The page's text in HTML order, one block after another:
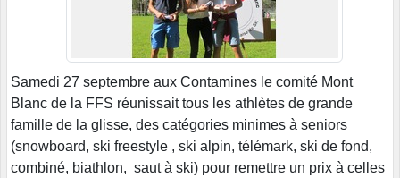
Samedi 27 septembre aux Contamines le comité Mont
Blanc de la FFS réunissait tous les athlètes de grande
famille de la glisse, des catégories minimes à seniors
(snowboard, ski freestyle , ski alpin, télémark, ski de fond,
combiné, biathlon, saut à ski) pour remettre un prix à celles